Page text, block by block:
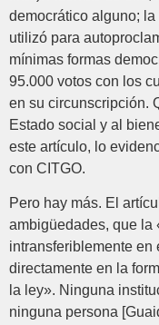
democrático alguno;
utilizó para
mínimas formas
95.000 votos con los
en su circunscripción.
Estado social y al
este artículo, lo
con CITGO.
Pero hay más. El
ambigüedades, que la
intransferiblemente
directamente en la
la ley». Ninguna
ninguna persona